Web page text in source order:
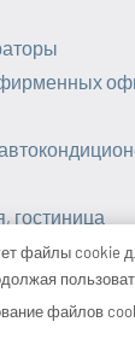
гостиница
цех
комплекс
файлы cookie
файлов